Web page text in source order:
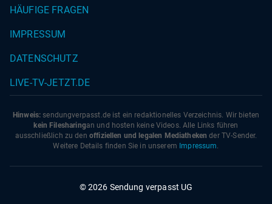
HÄUFIGE FRAGEN
IMPRESSUM
DATENSCHUTZ
LIVE-TV-JETZT.DE
Hinweis: sendungverpasst.de ist ein redaktionelles Verzeichnis. Wir bieten
kein Filesharingan und hosten keine Videos. Alle Links führen
ausschließlich zu den offiziellen und legalen Mediatheken der TV-Sender.
Weitere Details finden Sie in unserem Impressum.
© 2026 Sendung verpasst UG